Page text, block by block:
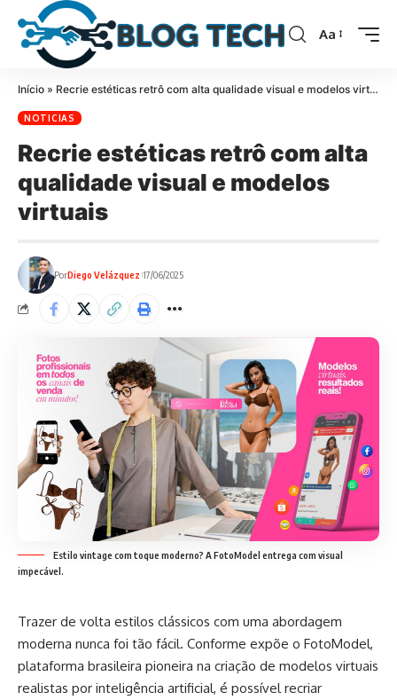
Aa
Início » Recrie estéticas retrô com alta qualidade visual e modelos virtuais
NOTICIAS
Recrie estéticas retrô com alta
qualidade visual e modelos
virtuais
PorDiego Velázquez 17/06/2025
Estilo vintage com toque moderno? A FotoModel entrega com visual
impecável.
Trazer de volta estilos clássicos com uma abordagem
moderna nunca foi tão fácil. Conforme expõe o FotoModel,
plataforma brasileira pioneira na criação de modelos virtuais
realistas por inteligência artificial, é possível recriar